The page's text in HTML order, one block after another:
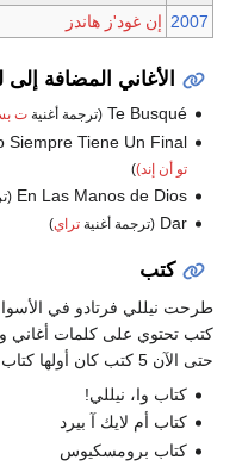
2007 إن غود'ز هاندز
الأغاني المضافة
Te Busqué (ترجمة أغنيةت
Siempre Tiene Un Final
تو أن إند))
En Las Manos de Dios
Dar (ترجمة أغنيةتراي)
كتب
طرحت نيللي فرتادو في
كتب تحتوي على كلمات أغاني و
حتى الآن 5 كتب كان أولها كتاب خاص بألبوم نيللي الأول
كتاب وا، نيللي!
كتاب أم لايك آ بيرد
كتاب برومسكيوس